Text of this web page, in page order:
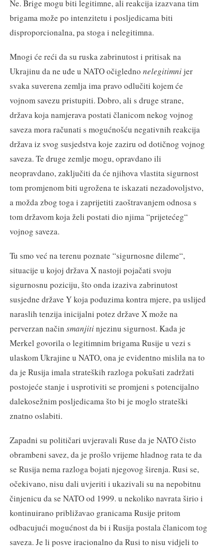
Ne. Brige mogu biti legitimne, ali reakcija izazvana tim
brigama može po intenzitetu i posljedicama biti
disproporcionalna, pa stoga i nelegitimna.
Mnogi će reći da su ruska zabrinutost i pritisak na
Ukrajinu da ne uđe u NATO očigledno nelegitimni jer
svaka suverena zemlja ima pravo odlučiti kojem će
vojnom savezu pristupiti. Dobro, ali s druge strane,
država koja namjerava postati članicom nekog vojnog
saveza mora računati s mogućnošću negativnih reakcija
država iz svog susjedstva koje zaziru od dotičnog vojnog
saveza. Te druge zemlje mogu, opravdano ili
neopravdano, zaključiti da će njihova vlastita sigurnost
tom promjenom biti ugrožena te iskazati nezadovoljstvo,
a možda zbog toga i zaprijetiti zaoštravanjem odnosa s
tom državom koja želi postati dio njima “prijetećeg“
vojnog saveza.
Tu smo već na terenu poznate “sigurnosne dileme“,
situacije u kojoj država X nastoji pojačati svoju
sigurnosnu poziciju, što onda izaziva zabrinutost
susjedne države Y koja poduzima kontra mjere, pa uslijed
naraslih tenzija inicijalni potez države X može na
perverzan način smanjitinjezinu sigurnost. Kada je
Merkel govorila o legitimnim brigama Rusije u vezi s
ulaskom Ukrajine u NATO, ona je evidentno mislila na to
da je Rusija imala strateških razloga pokušati zadržati
postojeće stanje i usprotiviti se promjeni s potencijalno
dalekosežnim posljedicama što bi je moglo strateški
znatno oslabiti.
Zapadni su političari uvjeravali Ruse da je NATO čisto
obrambeni savez, da je prošlo vrijeme hladnog rata te da
se Rusija nema razloga bojati njegovog širenja. Rusi se,
očekivano, nisu dali uvjeriti i ukazivali su na nepobitnu
činjenicu da se NATO od 1999. u nekoliko navrata širio i
kontinuirano približavao granicama Rusije pritom
odbacujući mogućnost da bi i Rusija postala članicom tog
saveza. Je li posve iracionalno da Rusi to nisu vidjeli to